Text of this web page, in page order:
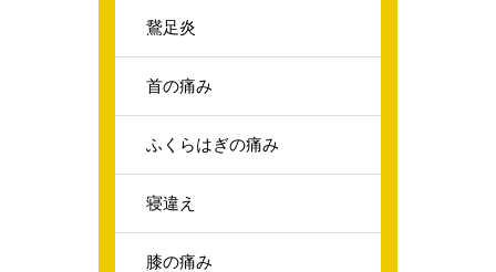
鵞足炎
首の痛み
ふくらはぎの痛み
寝違え
膝の痛み